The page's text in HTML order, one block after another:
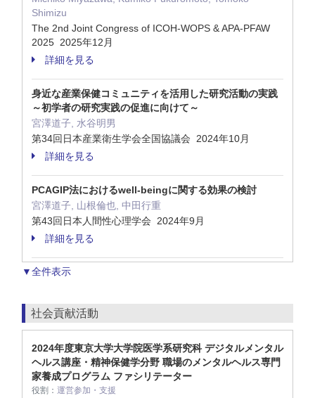
Shimizu
The 2nd Joint Congress of ICOH-WOPS & APA-PFAW
2025 2025年12月
詳細を見る
身近な産業保健コミュニティを活用した研究活動の実践
～初学者の研究実践の促進に向けて～
宮澤道子, 水谷明男
第34回日本産業衛生学会全国協議会 2024年10月
詳細を見る
PCAGIP法におけるwell-beingに関する効果の検討
宮澤道子, 山根倫也, 中田行重
第43回日本人間性心理学会 2024年9月
詳細を見る
▼全件表示
社会貢献活動
2024年度東京大学大学院医学系研究科 デジタルメンタル
ヘルス講座・精神保健学分野 職場のメンタルヘルス専門
家養成プログラム ファシリテーター
役割： 運営参加・支援